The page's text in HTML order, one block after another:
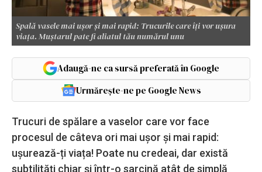
Spală vasele mai ușor și mai rapid: Trucurile care îți vor ușura
viața. Muștarul pate fi aliatul tău numărul unu
Adaugă-ne ca sursă preferată în Google
Urmărește-ne pe Google News
Trucuri de spălare a vaselor care vor face
procesul de câteva ori mai ușor și mai rapid:
ușurează-ți viața! Poate nu credeai, dar există
subtilități chiar și într-o sarcină atât de simplă